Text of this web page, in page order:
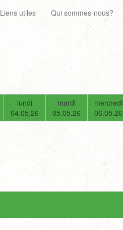
Liens utiles Qui sommes-nous?
lundi
04.05.26
mardi
05.05.26
mercredi
06.05.26